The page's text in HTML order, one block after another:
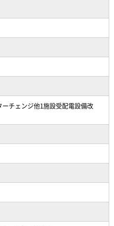
チェンジ他1施設受配電設備改